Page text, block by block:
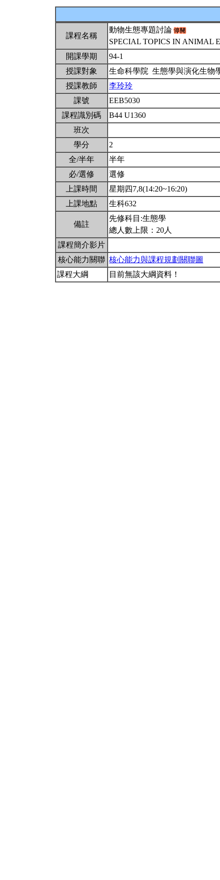
課程名稱
動物生態專題討論
SPECIAL TOPICS IN ANIMAL
開課學期
94-1
授課對象
生命科學院 生態學與演化生物
授課教師
李玲玲
課號
EEB5030
課程識別碼
B44 U1360
班次
學分
2
全/半年
半年
必/選修
選修
上課時間
星期四7,8(14:20~16:20)
上課地點
生科632
備註
先修科目:生態學
總人數上限：20人
課程簡介影片
核心能力關聯 核心能力與課程規劃關聯圖
課程大綱
目前無該大綱資料！